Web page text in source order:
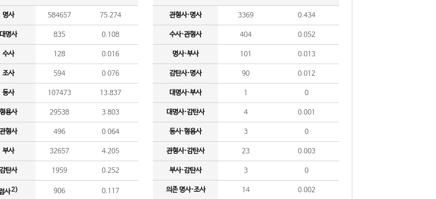
명사 584657 75.274
명사 835 0.108
수사 128 0.016
조사 594 0.076
동사 107473 13.837
용사 29538 3.803
형사 496 0.064
부사 32657 4.205
탄사 1959 0.252
사2) 906 0.117
관형사·명사 3369 0.434
수사·관형사 404 0.052
명사·부사 101 0.013
감탄사·명사 90 0.012
대명사·부사 1 0
대명사·감탄사 4 0.001
동사·형용사 3 0
관형사·감탄사 23 0.003
부사·감탄사 3 0
의존 명사·조사 14 0.002